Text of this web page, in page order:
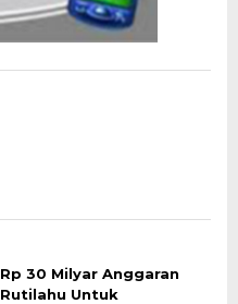
Rp 30 Milyar Anggaran
Rutilahu Untuk